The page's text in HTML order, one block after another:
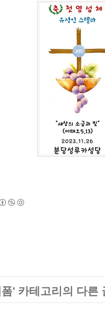
' 카테고리의 다른